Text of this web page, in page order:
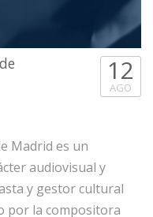
12
AGO
Madrid es un
audiovisual y
y gestor cultural
por la compositora